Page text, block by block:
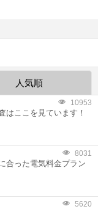
人気順
10953
はここを見ています！
8031
合った電気料金プラン
5620